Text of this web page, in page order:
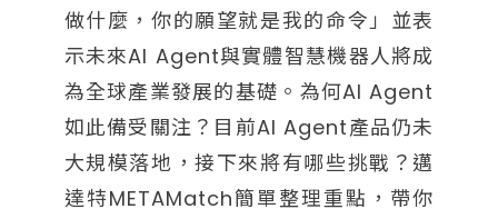
做什麼，你的願望就是我的命令」並表
示未來AI Agent與實體智慧機器人將成
為全球產業發展的基礎。為何AI Agent
如此備受關注？目前AI Agent產品仍未
大規模落地，接下來將有哪些挑戰？邁
達特METAMatch簡單整理重點，帶你